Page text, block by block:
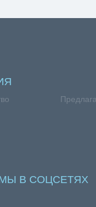
В СОЦСЕТЯХ